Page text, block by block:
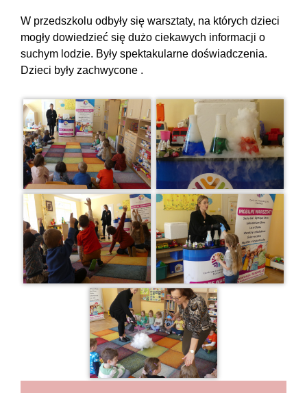
W przedszkolu odbyły się warsztaty, na których dzieci
mogły dowiedzieć się dużo ciekawych informacji o
suchym lodzie. Były spektakularne doświadczenia.
Dzieci były zachwycone .